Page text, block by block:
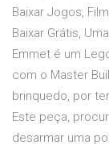
Baixar Jogos,
Baixar Grátis,
Emmet é um
com o Master
brinquedo, por
Este peça,
desarmar uma